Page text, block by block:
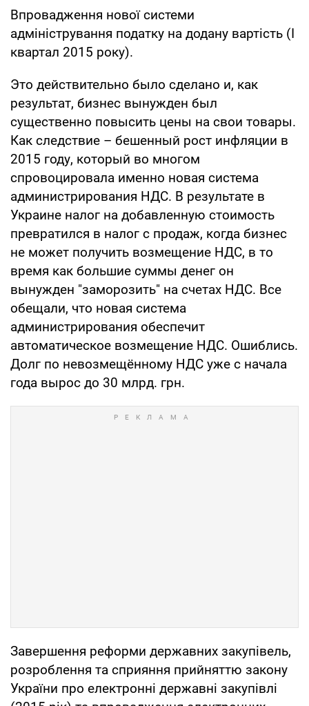
Впровадження нової системи
адміністрування податку на додану вартість (I
квартал 2015 року).
Это действительно было сделано и, как
результат, бизнес вынужден был
существенно повысить цены на свои товары.
Как следствие – бешенный рост инфляции в
2015 году, который во многом
спровоцировала именно новая система
администрирования НДС. В результате в
Украине налог на добавленную стоимость
превратился в налог с продаж, когда бизнес
не может получить возмещение НДС, в то
время как большие суммы денег он
вынужден "заморозить" на счетах НДС. Все
обещали, что новая система
администрирования обеспечит
автоматическое возмещение НДС. Ошиблись.
Долг по невозмещённому НДС уже с начала
года вырос до 30 млрд. грн.
Завершення реформи державних закупівель,
розроблення та сприяння прийняттю закону
України про електронні державні закупівлі